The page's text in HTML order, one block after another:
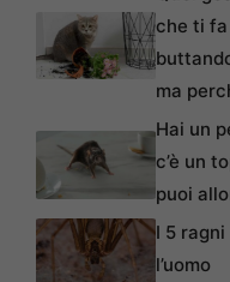
che ti
ma
Hai un
c’è un
puoi
I 5
l’uomo